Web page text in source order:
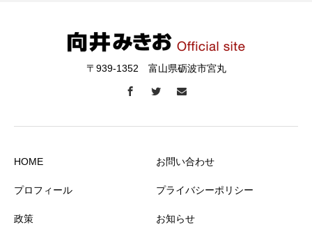
〒939-1352 富山県砺波市宮丸
HOME
プロフィール
政策
お問い合わせ
プライバシーポリシー
お知らせ